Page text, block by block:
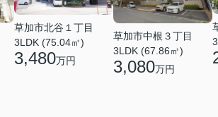
草加市北谷１丁目
3LDK (75.04㎡)
3,480万円
草加市中根３丁目
3LDK (67.86㎡)
3,080万円